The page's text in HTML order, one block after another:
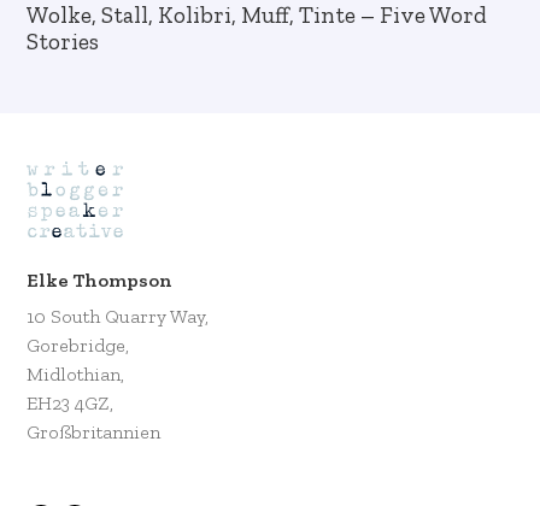
Wolke, Stall, Kolibri, Muff, Tinte – Five Word
Stories
Elke Thompson
10 South Quarry Way,
Gorebridge,
Midlothian,
EH23 4GZ,
Großbritannien